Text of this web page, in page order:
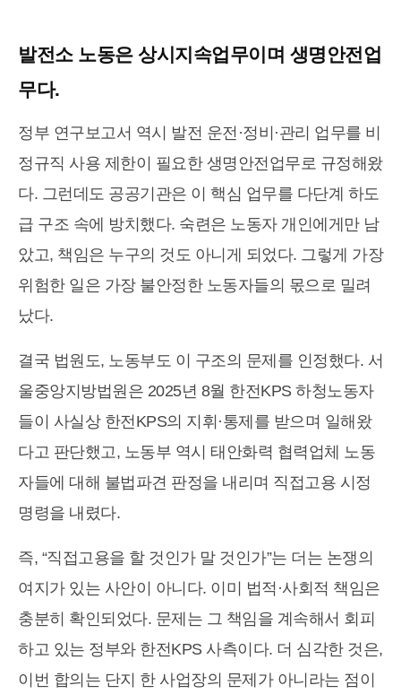
발전소 노동은 상시지속업무이며 생명안전업
무다.
정부 연구보고서 역시 발전 운전·정비·관리 업무를 비
정규직 사용 제한이 필요한 생명안전업무로 규정해왔
다. 그런데도 공공기관은 이 핵심 업무를 다단계 하도
급 구조 속에 방치했다. 숙련은 노동자 개인에게만 남
았고, 책임은 누구의 것도 아니게 되었다. 그렇게 가장
위험한 일은 가장 불안정한 노동자들의 몫으로 밀려
났다.
결국 법원도, 노동부도 이 구조의 문제를 인정했다. 서
울중앙지방법원은 2025년 8월 한전KPS 하청노동자
들이 사실상 한전KPS의 지휘·통제를 받으며 일해왔
다고 판단했고, 노동부 역시 태안화력 협력업체 노동
자들에 대해 불법파견 판정을 내리며 직접고용 시정
명령을 내렸다.
즉, “직접고용을 할 것인가 말 것인가”는 더는 논쟁의
여지가 있는 사안이 아니다. 이미 법적·사회적 책임은
충분히 확인되었다. 문제는 그 책임을 계속해서 회피
하고 있는 정부와 한전KPS 사측이다. 더 심각한 것은,
이번 합의는 단지 한 사업장의 문제가 아니라는 점이